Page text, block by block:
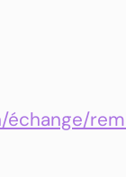
échange/